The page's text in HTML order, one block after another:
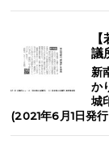
議
新
か
城
(2021年6月1日発